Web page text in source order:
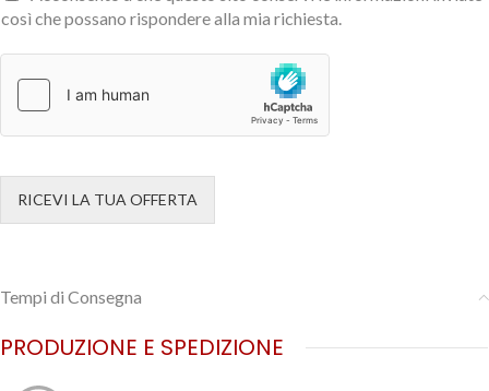
così che possano rispondere alla mia richiesta.
RICEVI LA TUA OFFERTA
Tempi di Consegna
PRODUZIONE E SPEDIZIONE